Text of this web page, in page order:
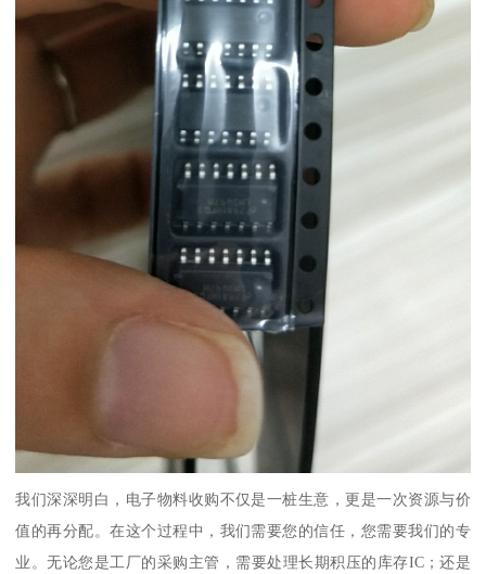
我们深深明白，电子物料收购不仅是一桩生意，更是一次资源与价
值的再分配。在这个过程中，我们需要您的信任，您需要我们的专
业。无论您是工厂的采购主管，需要处理长期积压的库存IC；还是